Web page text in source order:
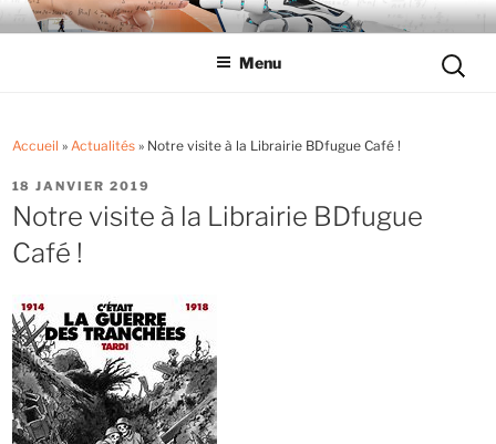
Aller
auLYCÉE LES EUCALYPTUS
Tout savoir sur le lycée professionnel
Menu
pour
Accueil » Actualités» Notre visite à la Librairie BDfugue Café !
PUBLIÉ
LE
18 JANVIER 2019
Notre visite à la Librairie BDfugue
Café !